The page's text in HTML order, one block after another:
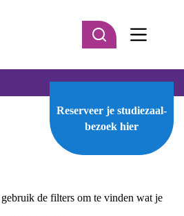
Reserveer je studiezaal-
bezoek hier
de filters om te vinden wat je